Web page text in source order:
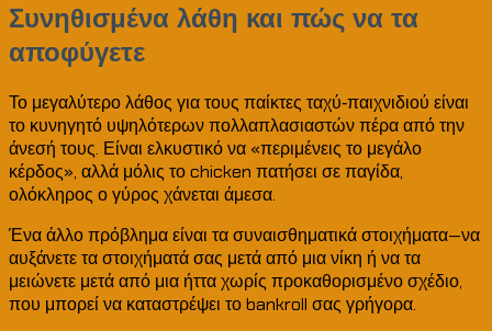
Συνηθισμένα λάθη και πώς να τα
αποφύγετε
Το μεγαλύτερο λάθος για τους παίκτες ταχύ‑παιχνιδιού είναι
το κυνηγητό υψηλότερων πολλαπλασιαστών πέρα από την
άνεσή τους. Είναι ελκυστικό να «περιμένεις το μεγάλο
κέρδος», αλλά μόλις το chicken πατήσει σε παγίδα,
ολόκληρος ο γύρος χάνεται άμεσα.
Ένα άλλο πρόβλημα είναι τα συναισθηματικά στοιχήματα—να
αυξάνετε τα στοιχήματά σας μετά από μια νίκη ή να τα
μειώνετε μετά από μια ήττα χωρίς προκαθορισμένο σχέδιο,
που μπορεί να καταστρέψει το bankroll σας γρήγορα.